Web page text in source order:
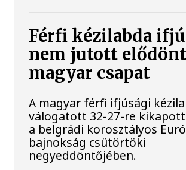
Férfi kézilabda
nem jutott
magyar csapat
A magyar férfi ifjúsági
válogatott 32-27-re
a belgrádi korosztályos
bajnokság csütörtöki
negyeddöntőjében.